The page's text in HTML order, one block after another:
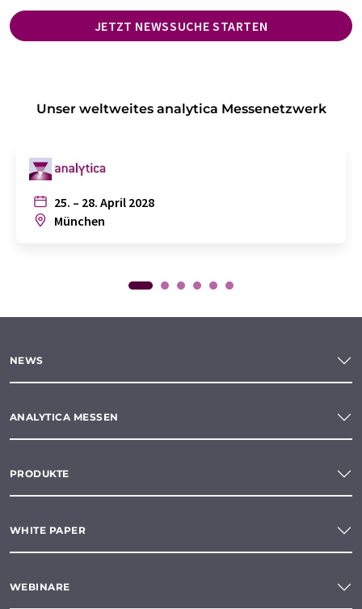
JETZT NEWSSUCHE STARTEN
Unser weltweites analytica Messenetzwerk
25. – 28. April 2028
München
NEWS
ANALYTICA MESSEN
PRODUKTE
WHITE PAPER
WEBINARE